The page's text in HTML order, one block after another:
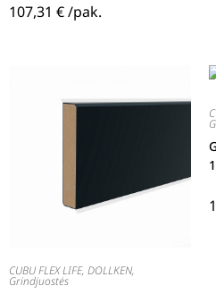
107,31 €/pak.
CUBU FLEX LIFE, DOLLKEN,
Grindjuostės